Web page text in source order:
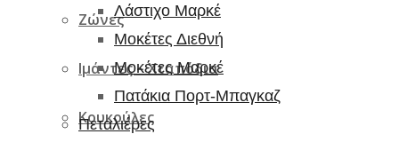
Ζώνες
Ιμάντες – Χταπόδια
Κουκούλες
Λάστιχο Μαρκέ
Μοκέτες Διεθνή
Μοκέτες Μαρκέ
Πατάκια Πορτ-Μπαγκαζ
Πεταλιέρες